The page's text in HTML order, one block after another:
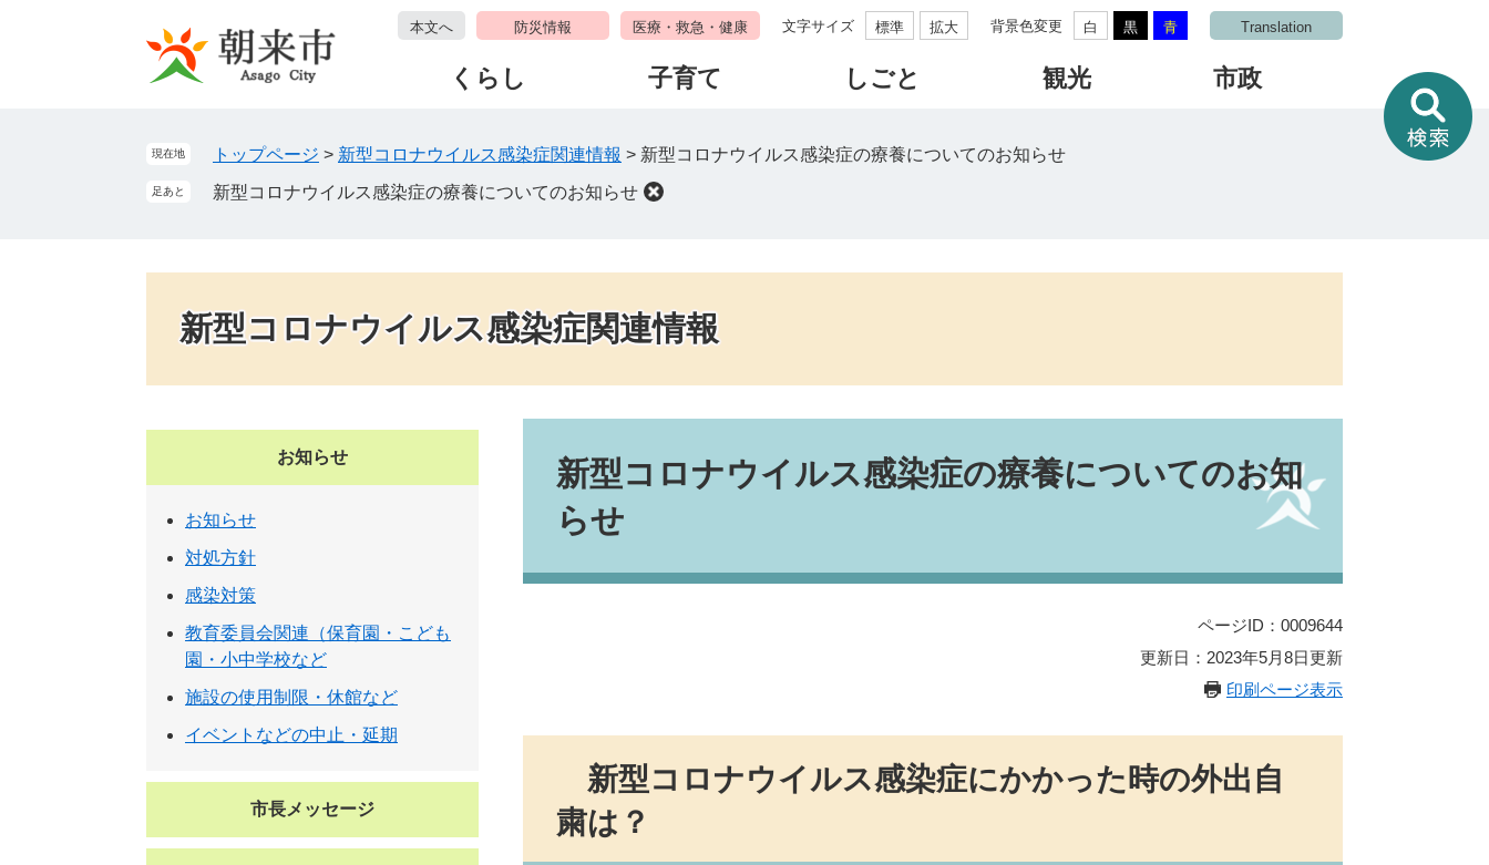
本文へ 防災情報 医療・救急・健康 文字サイズ 標準 拡大 背景色変更 白 黒 青 Translation
くらし 子育て しごと 観光 市政
情
報
を
現在地 トップページ > 新型コロナウイルス感染症関連情報 > 新型コロナウイルス感染症の療養についてのお知らせ
足あと 新型コロナウイルス感染症の療養についてのお知らせ
新型コロナウイルス感染症関連情報
新型コロナウイルス感染症の療養についてのお知
らせ
ページID：0009644
更新日：2023年5月8日更新
印刷ページ表示
新型コロナウイルス感染症にかかった時の外出自
粛は？
お知らせ
お知らせ
対処方針
感染対策
教育委員会関連（保育園・こども
園・小中学校など
施設の使用制限・休館など
イベントなどの中止・延期
市長メッセージ